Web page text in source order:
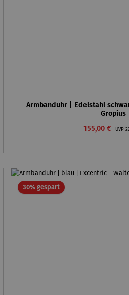
Armbanduhr | Edelstahl
Gropius
155,00 € UVP
30% gespartRabatt